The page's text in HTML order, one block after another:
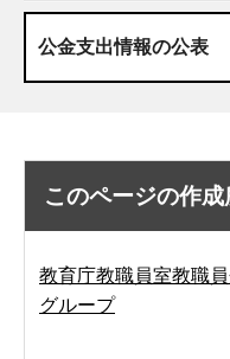
公金支出情報の公表
このページの作成
教育庁教職員室教職
グループ